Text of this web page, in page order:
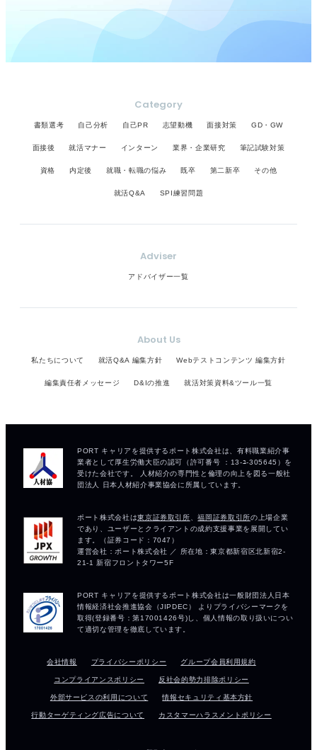
Category
書類選考 自己分析 自己PR 志望動機 面接対策 GD・GW
面接後 就活マナー インターン 業界・企業研究 筆記試験対策
資格 内定後 就職・転職の悩み 既卒 第二新卒 その他
就活Q&A SPI練習問題
Adviser
アドバイザー一覧
About Us
私たちについて 就活Q&A 編集方針 Webテストコンテンツ 編集方針
編集責任者メッセージ D&Iの推進 就活対策資料&ツール一覧
会社情報 プライバシーポリシー グループ会員利用規約
コンプライアンスポリシー 反社会的勢力排除ポリシー
外部サービスの利用について 情報セキュリティ基本方針
行動ターゲティング広告について カスタマーハラスメントポリシー